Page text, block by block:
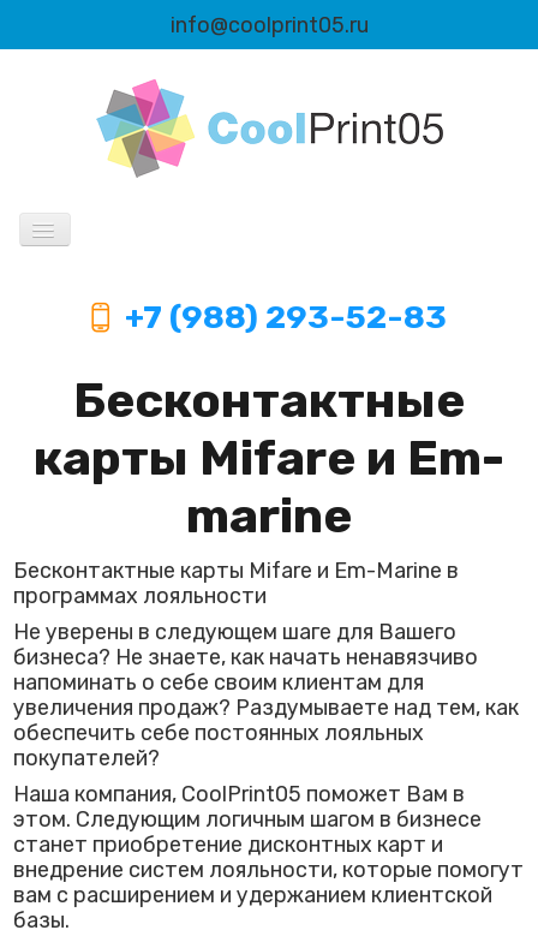
info@coolprint05.ru
Автоматизация
+7 (988) 293-52-83
Бесконтактные
карты Mifare и Em-
marine
Бесконтактные карты Mifare и Em-Marine в
программах лояльности
Не уверены в следующем шаге для Вашего
бизнеса? Не знаете, как начать ненавязчиво
напоминать о себе своим клиентам для
увеличения продаж? Раздумываете над тем, как
обеспечить себе постоянных лояльных
покупателей?
Наша компания, CoolPrint05 поможет Вам в
этом. Следующим логичным шагом в бизнесе
станет приобретение дисконтных карт и
внедрение систем лояльности, которые помогут
вам с расширением и удержанием клиентской
базы.